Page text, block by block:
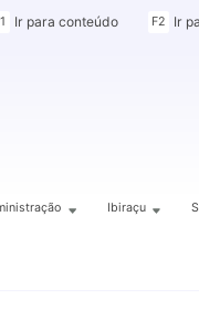
Ir para conteúdo Ir
F2
Ibiraçu